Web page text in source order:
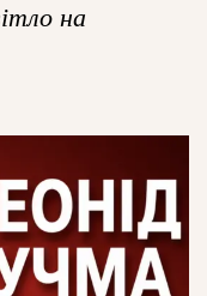
на